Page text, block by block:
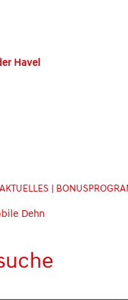
Havel
|